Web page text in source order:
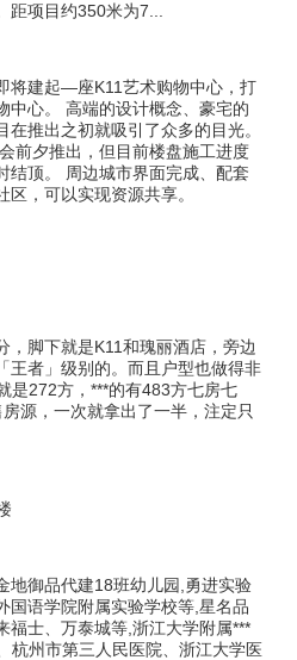
项目约350米为7...
将建起—座K11艺术购物中心，打
中心。 高端的设计概念、豪宅的
推出之初就吸引了众多的目光。
前夕推出，但目前楼盘施工进度
结顶。 周边城市界面完成、配套
，可以实现资源共享。
，脚下就是K11和瑰丽酒店，旁边
王者」级别的。而且户型也做得非
是272方，***的有483方七房七
源，一次就拿出了一半，注定只
地御品代建18班幼儿园,勇进实验
国语学院附属实验学校等,星名品
福士、万泰城等,浙江大学附属***
杭州市第三人民医院、浙江大学医